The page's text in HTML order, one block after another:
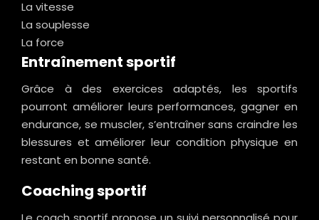
La vitesse
La souplesse
La force
Entraînement sportif
Grâce à des exercices adaptés, les sportifs
pourront améliorer leurs performances, gagner en
endurance, se muscler, s’entraîner sans craindre les
blessures et améliorer leur condition physique en
restant en bonne santé.
Coaching sportif